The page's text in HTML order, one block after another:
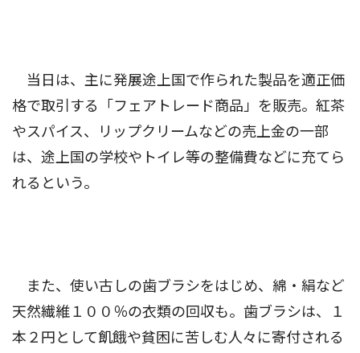
当日は、主に発展途上国で作られた製品を適正価
格で取引する「フェアトレード商品」を販売。紅茶
やスパイス、リップクリームなどの売上金の一部
は、途上国の学校やトイレ等の整備費などに充てら
れるという。
また、使い古しの歯ブラシをはじめ、綿・絹など
天然繊維１００％の衣類の回収も。歯ブラシは、１
本２円として飢餓や貧困に苦しむ人々に寄付される